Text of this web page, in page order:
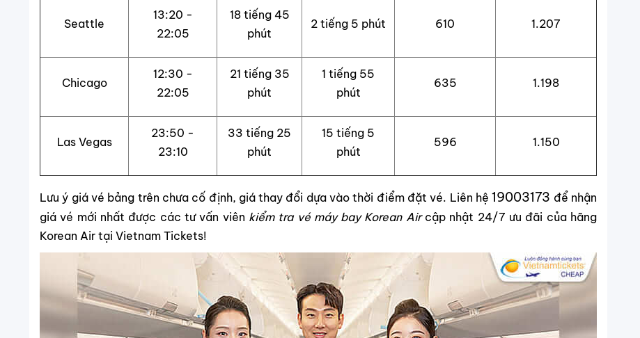
Seattle
13:20 -
22:05
18 tiếng 45
phút
2 tiếng 5 phút 610 1.207
Chicago
12:30 -
22:05
21 tiếng 35
phút
1 tiếng 55
phút
635 1.198
Las Vegas
23:50 -
23:10
33 tiếng 25
phút
15 tiếng 5
phút
596 1.150
Lưu ý giá vé bảng trên chưa cố định, giá thay đổi dựa vào thời điểm đặt vé. Liên hệ19003173 để nhận
giá vé mới nhất được các tư vấn viên kiểm tra vé máy bay Korean Aircập nhật 24/7 ưu đãi của hãng
Korean Air tại Vietnam Tickets!